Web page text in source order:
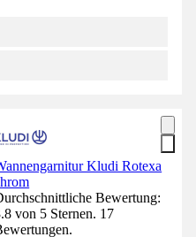
Kludi Rotexa
Bewertung:
von 5 Sternen. 17